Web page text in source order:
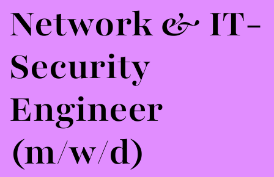
Network & IT-
Security
Engineer
(m/w/d)